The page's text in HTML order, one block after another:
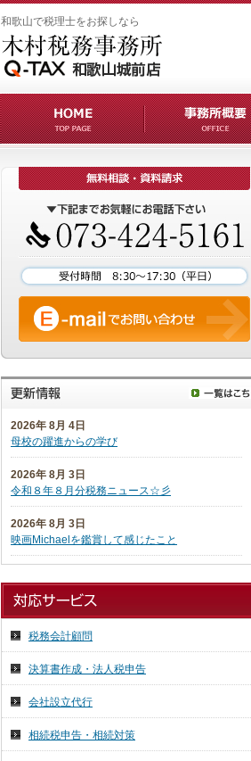
和歌山で税理士をお探しなら
2026年 8月 4日
母校の躍進からの学び
2026年 8月 3日
令和８年８月分税務ニュース☆彡
2026年 8月 3日
映画Michaelを鑑賞して感じたこと
日本税理士企業年金基金代議員会
2026年 7月 27日
日本税理士会連合会総会
2026年 7月 16日
祇園祭り 前祭
2026年 7月 15日
気ままに投稿
税務会計顧問
決算書作成・法人税申告
会社設立代行
相続税申告・相続対策